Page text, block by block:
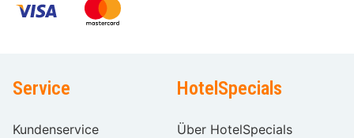
Service
Kundenservice
HotelSpecials
Über HotelSpecials